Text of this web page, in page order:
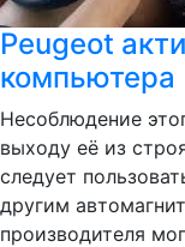
Peugeot
компьютера
Несоблюдение
выходу её из
следует
другим
производителя